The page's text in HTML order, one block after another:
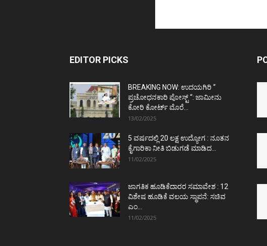
EDITOR PICKS
BREAKING NOW: ಉದಯಗಿರಿ “
ಪ್ರಚೋಧನಕಾರಿ ಪೋಸ್ಟ್‌ “: ಜಾಮೀನು
ಕೋರಿ ಕೋರ್ಟ್‌ ಮೊರೆ...
13/02/2025
5 ವರ್ಷದಲ್ಲಿ 20 ಲಕ್ಷ ಉದ್ಯೋಗ : ನೂತನ
ಕೈಗಾರಿಕಾ ನೀತಿ ಬಿಡುಗಡೆ ಮಾಡಿದ...
11/02/2025
ಜಾಗತಿಕ ಹೂಡಿಕೆದಾರರ ಸಮಾವೇಶ : 12
ವಿಶೇಷ ಹೂಡಿಕೆ ವಲಯ ಸ್ಥಾಪನೆ: ಸಚಿವ
ಎಂ...
11/02/2025